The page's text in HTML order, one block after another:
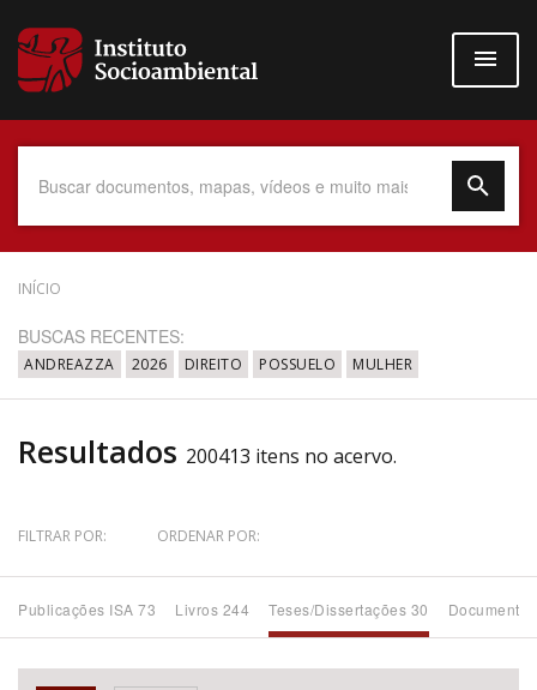
para
conteúdo
Data do Documento
Até
Povo Indígena
INÍCIO
BUSCAS RECENTES:
ANDREAZZA 2026 DIREITO POSSUELO MULHER
Resultados 200413 itens no acervo.
FILTRAR POR: ORDENAR POR:
Publicações ISA 73 Livros 244 Teses/Dissertações 30